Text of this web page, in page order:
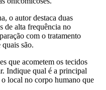
o autor destaca duas
de alta frequência no
com o tratamento
são.
que acometem os tecidos
Indique qual é a principal
local no corpo humano que